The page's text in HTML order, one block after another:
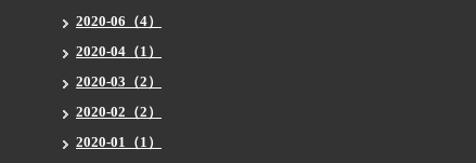
2020-06（4）
2020-04（1）
2020-03（2）
2020-02（2）
2020-01（1）